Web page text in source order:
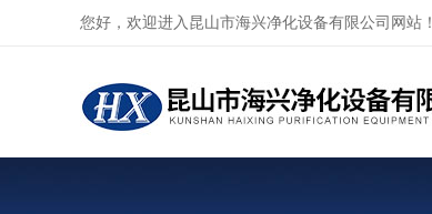
您好，欢迎进入昆山市海兴净化设备有限公司网站！